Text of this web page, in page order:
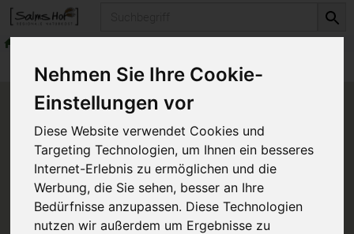
Nehmen Sie Ihre Cookie-
Einstellungen vor
Diese Website verwendet Cookies und
Targeting Technologien, um Ihnen ein besseres
Internet-Erlebnis zu ermöglichen und die
Werbung, die Sie sehen, besser an Ihre
Bedürfnisse anzupassen. Diese Technologien
nutzen wir außerdem um Ergebnisse zu
Produkte
Produkt "Rapskern-Bratöl"
nicht verfügbar.
Das von Ihnen gesuchte Produkt ist leider zur Zeit
nicht verfügbar.